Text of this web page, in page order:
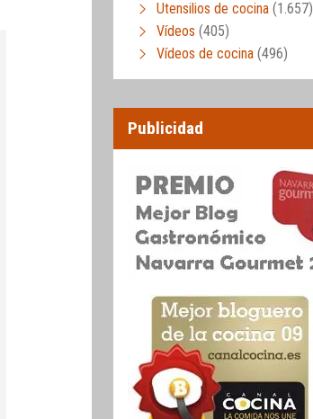
Utensilios de cocina (1.657)
Vídeos (405)
Vídeos de cocina (496)
Publicidad